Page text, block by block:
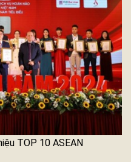
TOP 10 ASEAN